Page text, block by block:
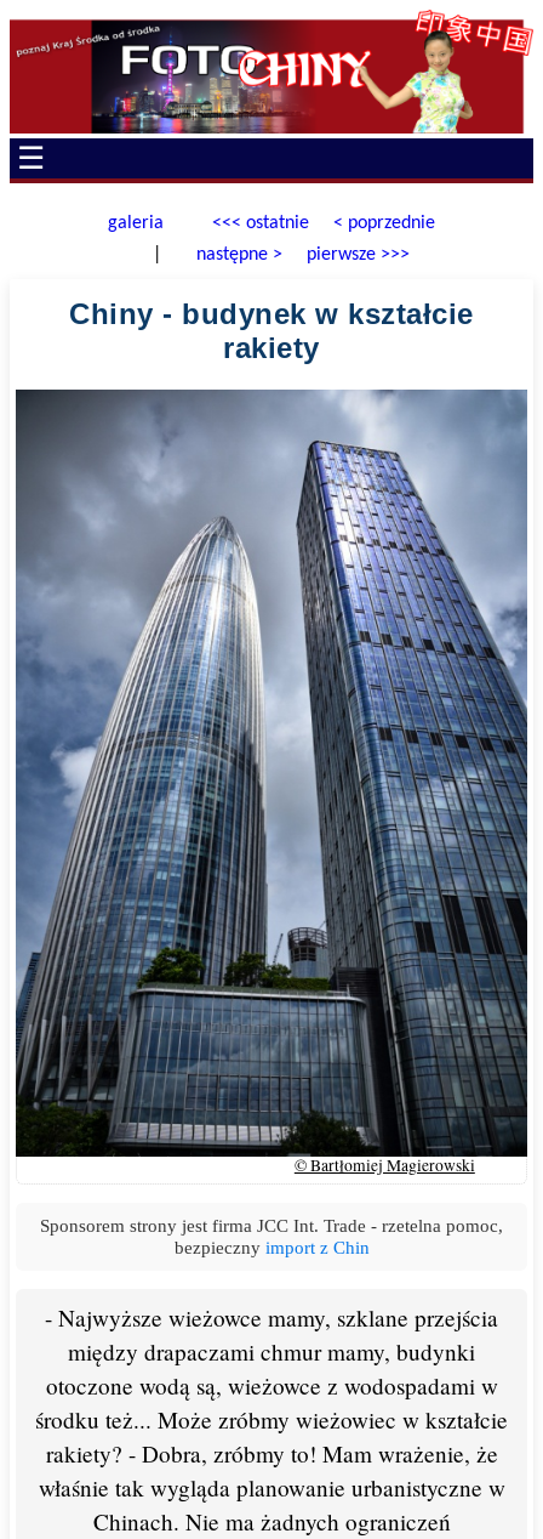
☰
galeria <<< ostatnie
< poprzednie
następne > pierwsze >>>
Chiny - budynek w kształcie
rakiety
© Bartłomiej Magierowski
Sponsorem strony jest firma JCC Int. Trade - rzetelna pomoc,
bezpieczny import z Chin
- Najwyższe wieżowce mamy, szklane przejścia
między drapaczami chmur mamy, budynki
otoczone wodą są, wieżowce z wodospadami w
środku też... Może zróbmy wieżowiec w kształcie
rakiety? - Dobra, zróbmy to! Mam wrażenie, że
właśnie tak wygląda planowanie urbanistyczne w
Chinach. Nie ma żadnych ograniczeń